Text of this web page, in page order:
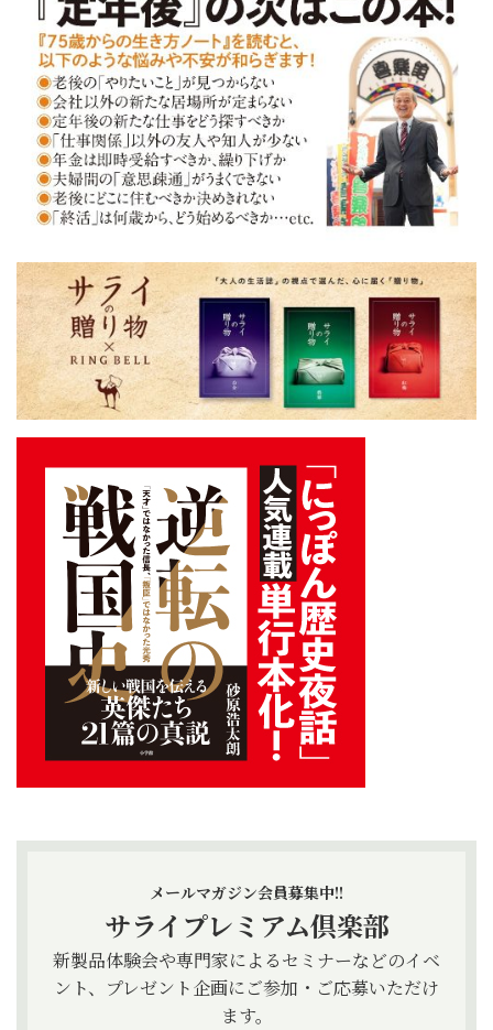
メールマガジン会員募集中!!
サライプレミアム倶楽部
新製品体験会や専門家によるセミナーなどのイベ
ント、プレゼント企画にご参加・ご応募いただけ
ます。